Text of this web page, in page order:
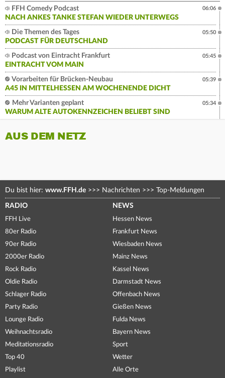
FFH Comedy Podcast
NACH ANKES TANKE STEFAN WIEDER UNTERWEGS
06:06
Die Themen des Tages
PODCAST FÜR DEUTSCHLAND
05:50
Podcast von Eintracht Frankfurt
EINTRACHT VOM MAIN
05:45
Vorarbeiten für Brücken-Neubau
A45 IN MITTELHESSEN AM WOCHENENDE DICHT
05:39
Mehr Varianten geplant
WARUM ALTE AUTOKENNZEICHEN BELIEBT SIND
05:34
AUS DEM NETZ
Du bist hier: www.FFH.de >>> Nachrichten >>> Top-Meldungen
RADIO
FFH Live
80er Radio
90er Radio
2000er Radio
Rock Radio
Oldie Radio
Schlager Radio
Party Radio
Lounge Radio
Weihnachtsradio
Meditationsradio
Top 40
Playlist
NEWS
Hessen News
Frankfurt News
Wiesbaden News
Mainz News
Kassel News
Darmstadt News
Offenbach News
Gießen News
Fulda News
Bayern News
Sport
Wetter
Alle Orte